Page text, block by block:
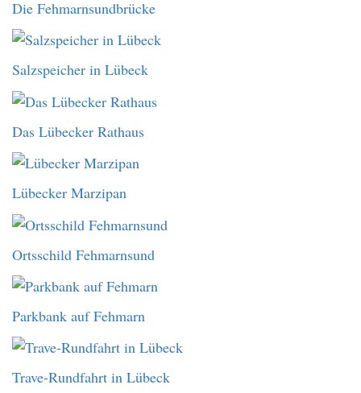
Die Fehmarnsundbrücke
Salzspeicher in Lübeck
Das Lübecker Rathaus
Lübecker Marzipan
Ortsschild Fehmarnsund
Parkbank auf Fehmarn
Trave-Rundfahrt in Lübeck